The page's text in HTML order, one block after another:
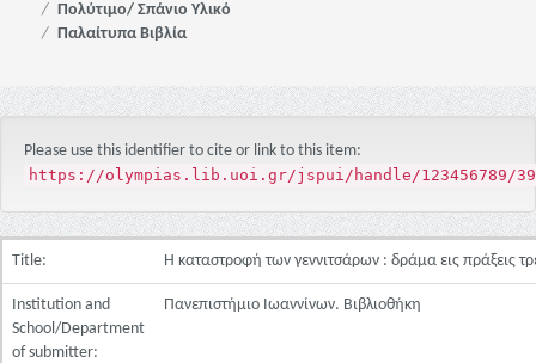
Πολύτιμο/ Σπάνιο Υλικό
Παλαίτυπα Βιβλία
Please use this identifier to cite or link to this item:
https://olympias.lib.uoi.gr/jspui/handle/123456789/
Title: Η καταστροφή των γεννιτσάρων : δράμα εις πράξεις
Institution and
School/Department
of submitter:
Πανεπιστήμιο Ιωαννίνων. Βιβλιοθήκη